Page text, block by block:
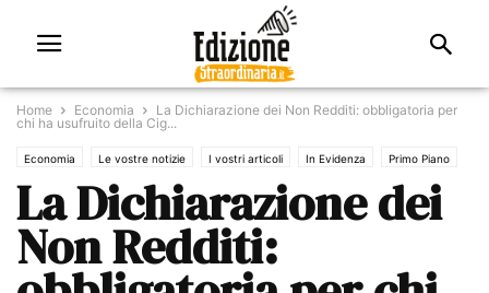
Home Economia
La Dichiarazione dei Non Redditi: obbligatoria per
chi ha usufruito della Cig...
Economia Le vostre notizie I vostri articoli In Evidenza Primo Piano
La Dichiarazione dei
Non Redditi: